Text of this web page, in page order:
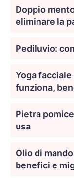
Doppio
eliminare la
Pediluvio:
Yoga
funziona,
Pietra
usa
Olio di
benefici e